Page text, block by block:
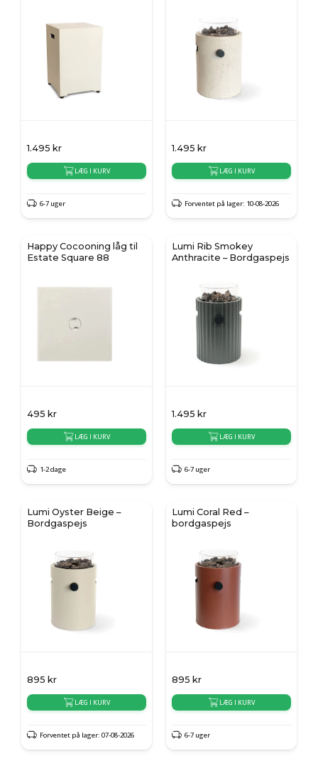
1.495 kr
LÆG I KURV
6-7 uger
1.495 kr
LÆG I KURV
Forventet på lager: 10-08-2026
Happy Cocooning låg til
Estate Square 88
495 kr
LÆG I KURV
1-2 dage
Lumi Rib Smokey
Anthracite – Bordgaspejs
1.495 kr
LÆG I KURV
6-7 uger
Lumi Oyster Beige –
Bordgaspejs
895 kr
LÆG I KURV
Forventet på lager: 07-08-2026
Lumi Coral Red –
bordgaspejs
895 kr
LÆG I KURV
6-7 uger